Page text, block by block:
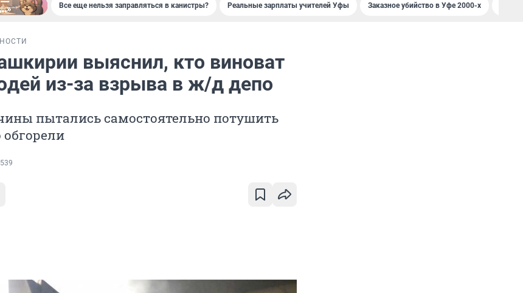
Все еще нельзя заправляться в канистры? Реальные зарплаты учителей Уфы Заказное убийство в Уфе 2000-х
выяснил, кто виноват
из-за взрыва в ж/д депо
пытались самостоятельно потушить